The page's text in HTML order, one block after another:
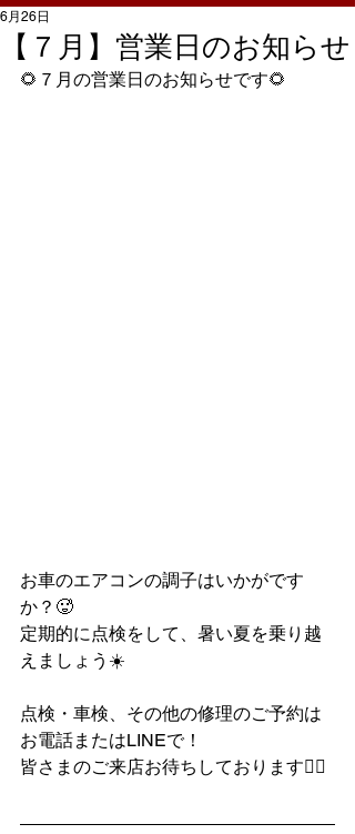
【７月】営業日のお知らせ
6月26日
🌻７月の営業日のお知らせです🌻
お車のエアコンの調子はいかがです
か？🥵
定期的に点検をして、暑い夏を乗り越
えましょう☀️
点検・車検、その他の修理のご予約は
お電話またはLINEで！
皆さまのご来店お待ちしております🙇‍♀️